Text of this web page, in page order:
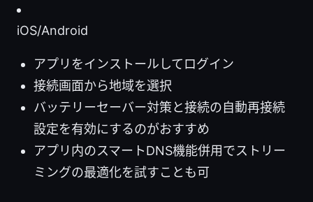
iOS/Android
アプリをインストールしてログイン
接続画面から地域を選択
バッテリーセーバー対策と接続の自動再接続
設定を有効にするのがおすすめ
アプリ内のスマートDNS機能併用でストリー
ミングの最適化を試すことも可